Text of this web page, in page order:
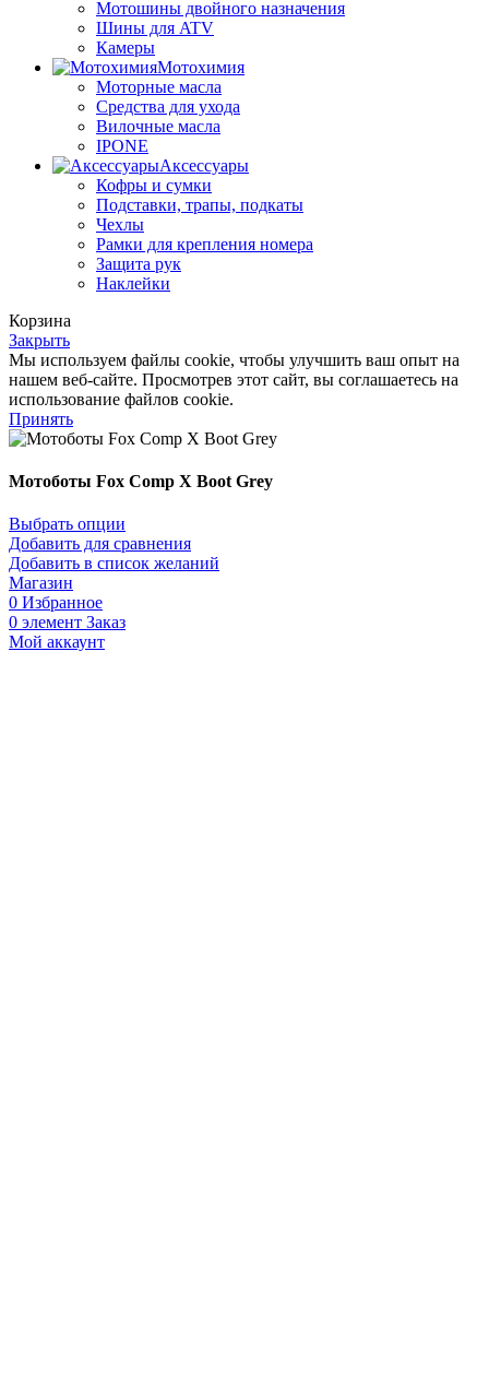
Мотошины двойного назначения
Шины для ATV
Камеры
Мотохимия
Моторные масла
Средства для ухода
Вилочные масла
IPONE
Аксессуары
Кофры и сумки
Подставки, трапы, подкаты
Чехлы
Рамки для крепления номера
Защита рук
Наклейки
Корзина
Закрыть
Мы используем файлы cookie, чтобы улучшить ваш опыт на
нашем веб-сайте. Просмотрев этот сайт, вы соглашаетесь на
использование файлов cookie.
Принять
Мотоботы Fox Comp X Boot Grey
Выбрать опции
Добавить для сравнения
Добавить в список желаний
Магазин
0 Избранное
0 элемент Заказ
Мой аккаунт